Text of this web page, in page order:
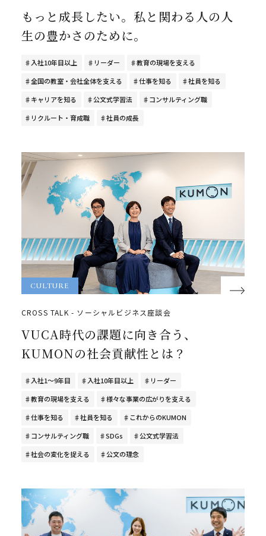
もっと成長したい。私と関わる人の人
生の豊かさのために。
入社10年目以上 リーダー
教育の現場を支える
全国の教室・会社全体を支える
仕事を知る
社員を知る
キャリアを知る
公文式学習法
コンサルティング職
リクルート・育成職
社員の成長
CULTURE
CROSS TALK - ソーシャルビジネス座談会
VUCA時代の課題に向き合う、
KUMONの社会貢献性とは？
入社1～9年目 入社10年目以上
リーダー
教育の現場を支える
様々な事業の広がりを支える
仕事を知る
社員を知る
これからのKUMON
コンサルティング職
SDGs
公文式学習法
社会の変化を捉える
公文の理念